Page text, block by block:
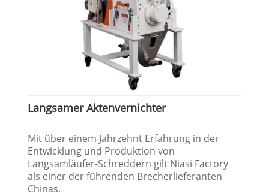
Langsamer Aktenvernichter
Mit über einem Jahrzehnt Erfahrung in der
Entwicklung und Produktion von
Langsamläufer-Schreddern gilt Niasi Factory
als einer der führenden Brecherlieferanten
Chinas.